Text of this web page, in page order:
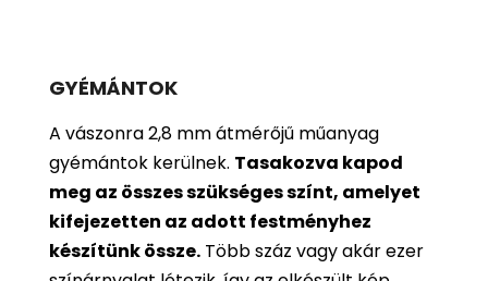
GYÉMÁNTOK
A vászonra 2,8 mm átmérőjű műanyag
gyémántok kerülnek. Tasakozva kapod
meg az összes szükséges színt, amelyet
kifejezetten az adott festményhez
készítünk össze. Több száz vagy akár ezer